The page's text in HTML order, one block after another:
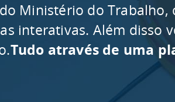
Ministério do
interativas. Além disso
Tudo através de uma